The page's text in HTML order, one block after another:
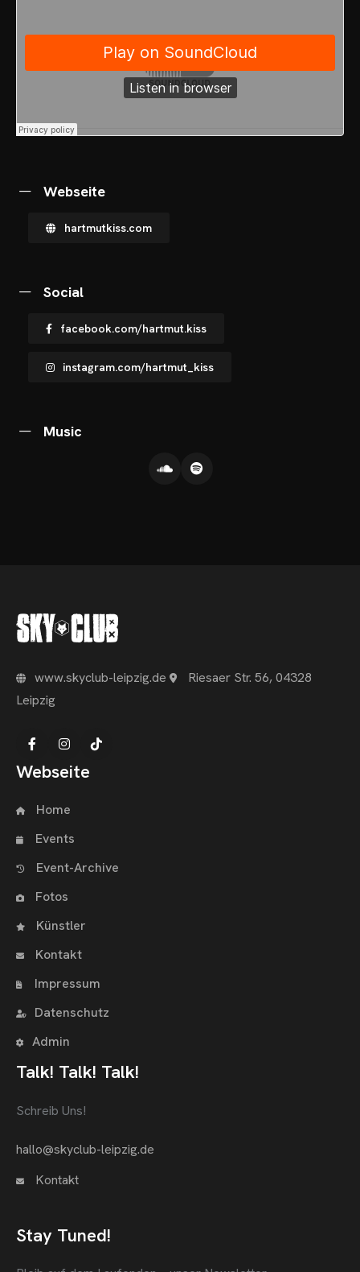
SHOP
Webseite
hartmutkiss.com
Social
facebook.com/hartmut.kiss
instagram.com/hartmut_kiss
Music
www.skyclub-leipzig.de
Riesaer Str. 56, 04328
Leipzig
Webseite
Home
Events
Event-Archive
Fotos
Künstler
Kontakt
Impressum
Datenschutz
Admin
Talk! Talk! Talk!
Schreib Uns!
hallo@skyclub-leipzig.de
Kontakt
Stay Tuned!